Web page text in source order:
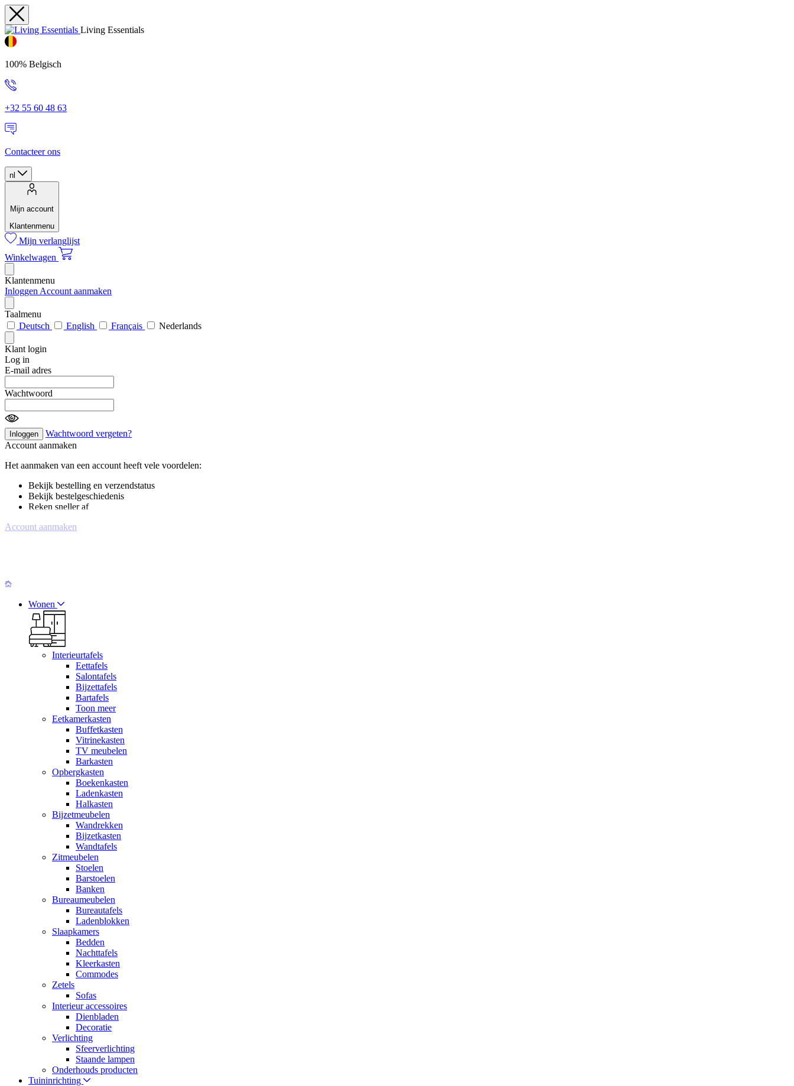
Living Essentials
100% Belgisch
+32 55 60 48 63
Contacteer ons
nl
Mijn account
Klantenmenu
Mijn verlanglijst
Winkelwagen
Klantenmenu
Inloggen Account aanmaken
Taalmenu
Deutsch
English Français Nederlands
Klant login
Log in
E-mail adres
Wachtwoord
Inloggen
Wachtwoord vergeten?
Account aanmaken
Het aanmaken van een account heeft vele voordelen:
Bekijk bestelling en verzendstatus
Bekijk bestelgeschiedenis
Reken sneller af
Account aanmaken
Wonen
Interieurtafels
Eettafels
Salontafels
Bijzettafels
Bartafels
Toon meer
Eetkamerkasten
Buffetkasten
Vitrinekasten
TV meubelen
Barkasten
Opbergkasten
Boekenkasten
Ladenkasten
Halkasten
Bijzetmeubelen
Wandrekken
Bijzetkasten
Wandtafels
Zitmeubelen
Stoelen
Barstoelen
Banken
Bureaumeubelen
Bureautafels
Ladenblokken
Slaapkamers
Bedden
Nachttafels
Kleerkasten
Commodes
Zetels
Sofas
Interieur accessoires
Dienbladen
Decoratie
Verlichting
Sfeerverlichting
Staande lampen
Onderhouds producten
Tuininrichting